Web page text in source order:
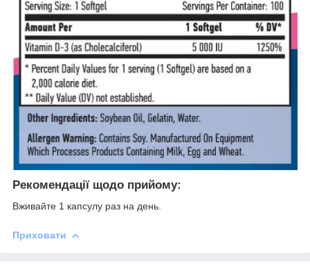
Рекомендації щодо прийому:
Вживайте 1 капсулу раз на день.
Приховати